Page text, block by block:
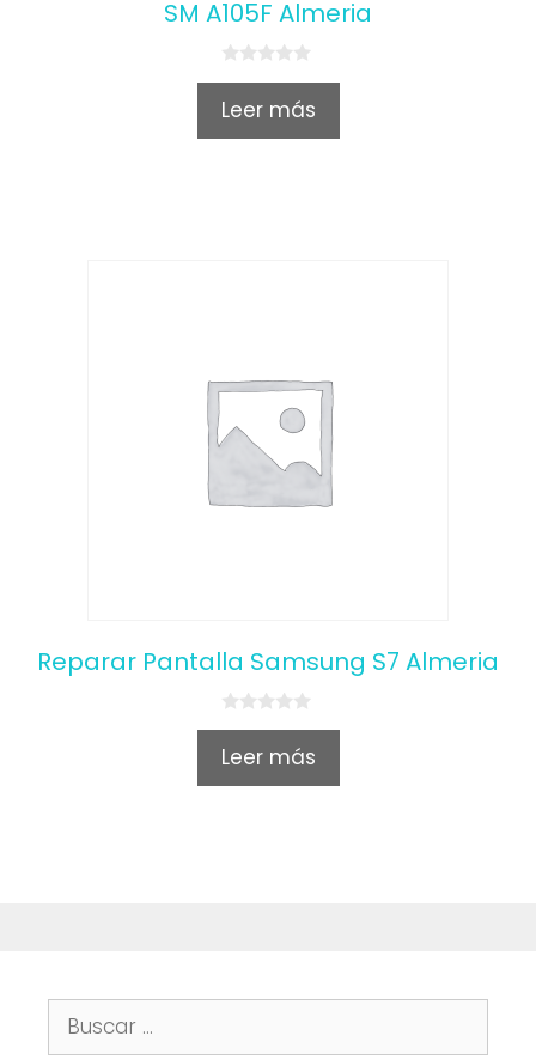
SM A105F Almeria
0
u
Leer más
Reparar Pantalla Samsung S7 Almeria
0
u
Leer más
Buscar: